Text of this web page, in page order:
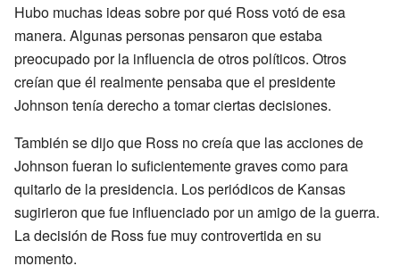
Hubo muchas ideas sobre por qué Ross votó de esa
manera. Algunas personas pensaron que estaba
preocupado por la influencia de otros políticos. Otros
creían que él realmente pensaba que el presidente
Johnson tenía derecho a tomar ciertas decisiones.
También se dijo que Ross no creía que las acciones de
Johnson fueran lo suficientemente graves como para
quitarlo de la presidencia. Los periódicos de Kansas
sugirieron que fue influenciado por un amigo de la guerra.
La decisión de Ross fue muy controvertida en su
momento.